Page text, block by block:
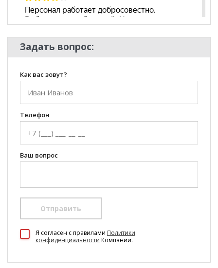
Задать вопрос:
Как вас зовут?
Телефон
Ваш вопрос
Отправить
Я согласен c правилами Политики
конфиденциальности Компании.